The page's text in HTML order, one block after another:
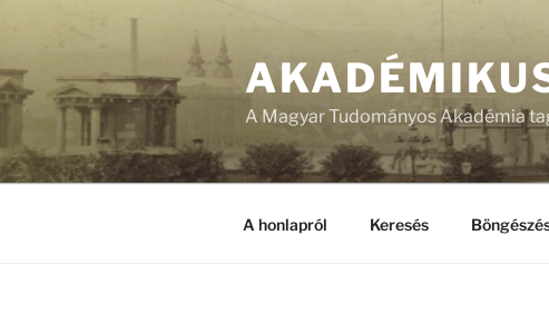
A Magyar Tudományos Akadémia
A honlapról Keresés